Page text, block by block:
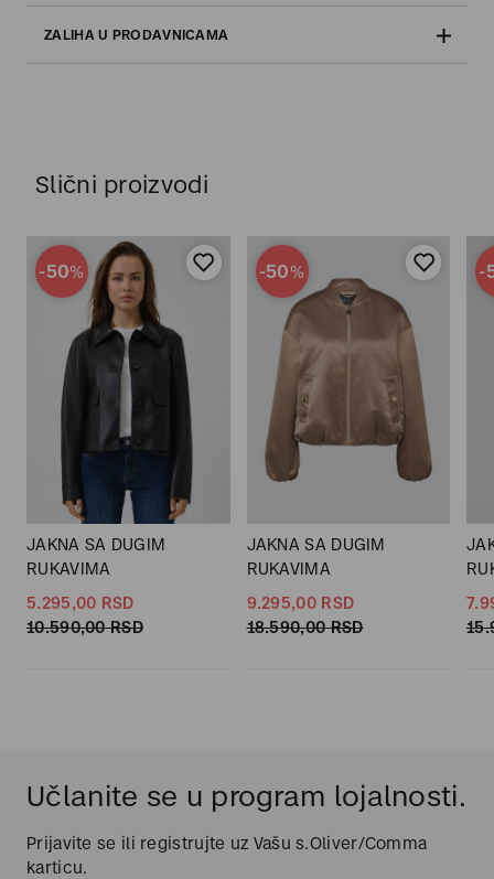
ZALIHA U PRODAVNICAMA
Slični proizvodi
-50%
JAKNA SA DUGIM
RUKAVIMA
5.295,00 RSD
10.590,00 RSD
-50%
JAKNA SA DUGIM
RUKAVIMA
9.295,00 RSD
18.590,00 RSD
-
Učlanite se u program lojalnosti.
Prijavite se ili registrujte uz Vašu s.Oliver/Comma
karticu.